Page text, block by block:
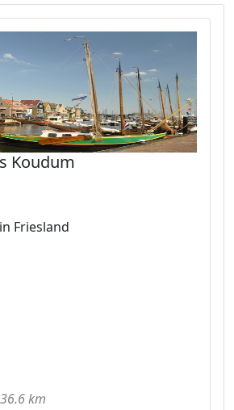
Koudum
Friesland
km